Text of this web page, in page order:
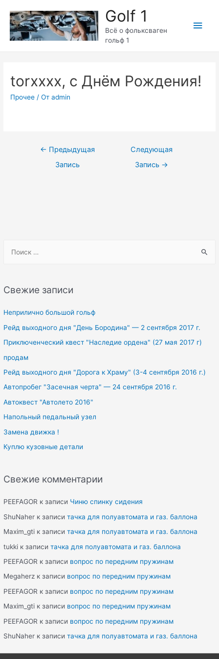
содержимому
Golf 1
Всё о фольксваген
гольф 1
r
h
f
o
Свежие записи
Неприлично большой гольф
Рейд выходного дня "День Бородина" — 2 сентября 2017 г.
Приключенческий квест "Наследие ордена" (27 мая 2017 г)
продам
Рейд выходного дня "Дорога к Храму" (3-4 сентября 2016 г.)
Автопробег "Засечная черта" — 24 сентября 2016 г.
Автоквест "Автолето 2016"
Напольный педальный узел
Замена движка !
Куплю кузовные детали
Свежие комментарии
PEEFAGOR к записи Чиню спинку сидения
ShuNaher к записитачка для полуавтомата и газ. баллона
Maxim_gti к записитачка для полуавтомата и газ. баллона
tukki к записитачка для полуавтомата и газ. баллона
PEEFAGOR к записи вопрос по передним пружинам
Megaherz к записи вопрос по передним пружинам
PEEFAGOR к записи вопрос по передним пружинам
Maxim_gti к записи вопрос по передним пружинам
PEEFAGOR к записи вопрос по передним пружинам
ShuNaher к записитачка для полуавтомата и газ. баллона
torxxxx, с Днём Рождения!
Прочее / От admin
Навигация
← Предыдущая
Запись
Следующая
Запись →